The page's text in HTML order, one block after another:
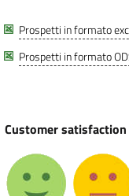
Prospetti in formato
Prospetti in formato
Customer satisfaction